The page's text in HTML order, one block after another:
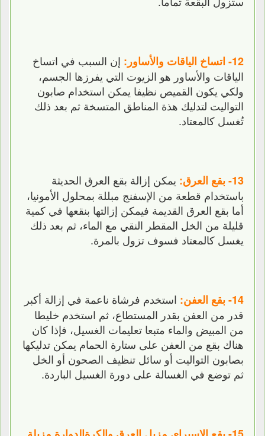
12- اتساخ الياقات والأساور:
إن السبب في اتساخ
الياقات والأساور هو الزيوت التي يفرزها الجسم،
ولكي يكون القميص نظيفا يمكن استخدام صابون
التواليت لتدليك هذة المناطق المتسخة ثم بعد ذلك
تُغسل كالمعتاد.
13- بقع العرق:
يمكن إزالة بقع العرق الحديثة
باستخدام قطعة من الإسفنج مبللة بمحلول الأمونيا،
أما بقع العرق القديمة فيمكن إزالتها بنقعها في كمية
قليلة من الخل المقطر النقي مع الماء، ثم بعد ذلك
يغسل كالمعتاد فسوف تزول بالمرة.
14- بقع العفن:
استخدم فرشاة ناعمة في إزالة أكبر
قدر من العفن بقدر المستطاع، ثم استخدم خليطا
من المبيض والماء متبعا تعليمات الغسيل، فإذا كان
هناك بقع من العفن على ستارة الحمام يمكن تدليكها
بصابون التواليت أو سائل تنظيف الصحون أو الخل
ثم توضع في الغسالة على دورة الغسيل الباردة.